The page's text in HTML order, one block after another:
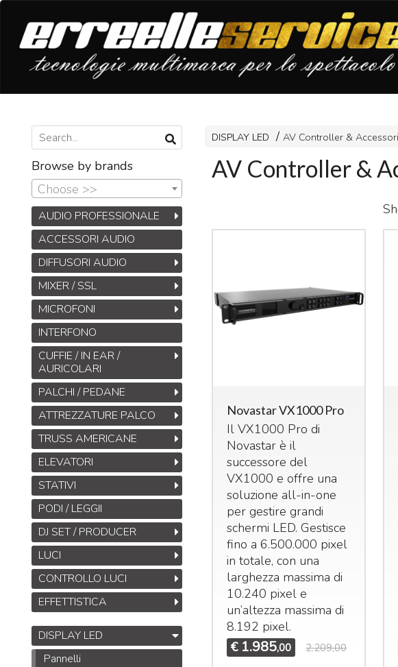
DISPLAY LED AV Controller & Accessori
AV Controller &
Novastar VX1000 Pro
Il VX1000 Pro di
Novastar è il
successore del
VX1000 e offre una
soluzione all-in-one
per gestire grandi
schermi LED. Gestisce
fino a 6.500.000 pixel
in totale, con una
larghezza massima di
10.240 pixel e
un’altezza massima di
8.192 pixel.
€ 1.985,00 2.209,00
Browse by brands
Choose >>
AUDIO PROFESSIONALE
ACCESSORI AUDIO
DIFFUSORI AUDIO
MIXER / SSL
MICROFONI
INTERFONO
CUFFIE / IN EAR /
AURICOLARI
PALCHI / PEDANE
ATTREZZATURE PALCO
TRUSS AMERICANE
ELEVATORI
STATIVI
PODI / LEGGII
DJ SET / PRODUCER
LUCI
CONTROLLO LUCI
EFFETTISTICA
DISPLAY LED
Pannelli